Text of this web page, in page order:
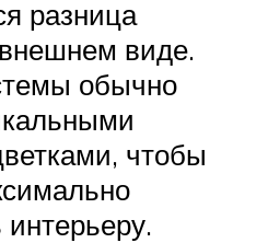
разница
виде.
обычно
чтобы
интерьеру.